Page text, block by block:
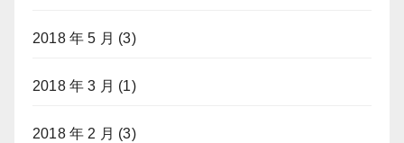
2018 年 5 月 (3)
2018 年 3 月 (1)
2018 年 2 月 (3)